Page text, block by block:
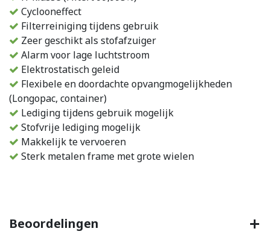
Cyclooneffect
Filterreiniging tijdens gebruik
Zeer geschikt als stofafzuiger
Alarm voor lage luchtstroom
Elektrostatisch geleid
Flexibele en doordachte opvangmogelijkheden
(Longopac, container)
Lediging tijdens gebruik mogelijk
Stofvrije lediging mogelijk
Makkelijk te vervoeren
Sterk metalen frame met grote wielen
Beoordelingen